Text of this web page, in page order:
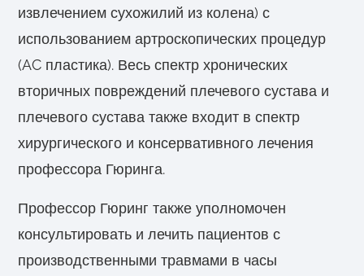
извлечением сухожилий из колена) с
использованием артроскопических процедур
(AC пластика). Весь спектр хронических
вторичных повреждений плечевого сустава и
плечевого сустава также входит в спектр
хирургического и консервативного лечения
профессора Гюринга.
Профессор Гюринг также уполномочен
консультировать и лечить пациентов с
производственными травмами в часы